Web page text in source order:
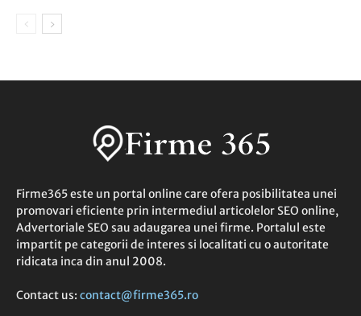
Firme365 este un portal online care ofera posibilitatea unei
promovari eficiente prin intermediul articolelor SEO online,
Advertoriale SEO sau adaugarea unei firme. Portalul este
impartit pe categorii de interes si localitati cu o autoritate
ridicata inca din anul 2008.
Contact us: contact@firme365.ro